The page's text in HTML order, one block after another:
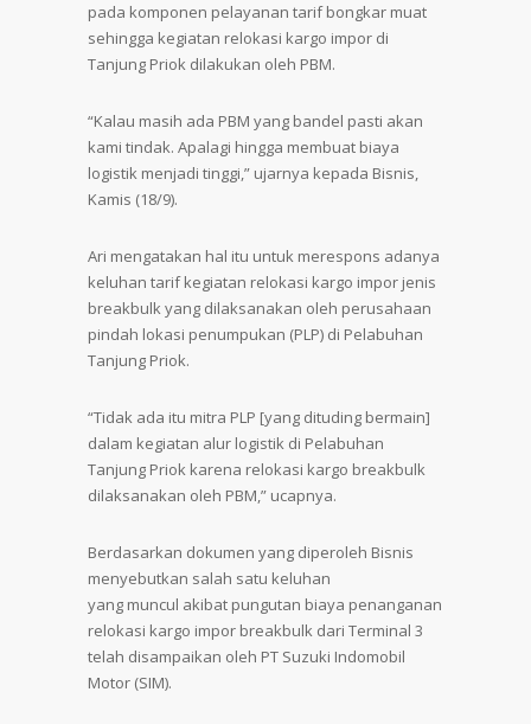
pada komponen pelayanan tarif bongkar muat
sehingga kegiatan relokasi kargo impor di
Tanjung Priok dilakukan oleh PBM.
“Kalau masih ada PBM yang bandel pasti akan
kami tindak. Apalagi hingga membuat biaya
logistik menjadi tinggi,” ujarnya kepada Bisnis,
Kamis (18/9).
Ari mengatakan hal itu untuk merespons adanya
keluhan tarif kegiatan relokasi kargo impor jenis
breakbulk yang dilaksanakan oleh perusahaan
pindah lokasi penumpukan (PLP) di Pelabuhan
Tanjung Priok.
“Tidak ada itu mitra PLP [yang dituding bermain]
dalam kegiatan alur logistik di Pelabuhan
Tanjung Priok karena relokasi kargo breakbulk
dilaksanakan oleh PBM,” ucapnya.
Berdasarkan dokumen yang diperoleh Bisnis
menyebutkan salah satu keluhan
yang muncul akibat pungutan biaya penanganan
relokasi kargo impor breakbulk dari Terminal 3
telah disampaikan oleh PT Suzuki Indomobil
Motor (SIM).